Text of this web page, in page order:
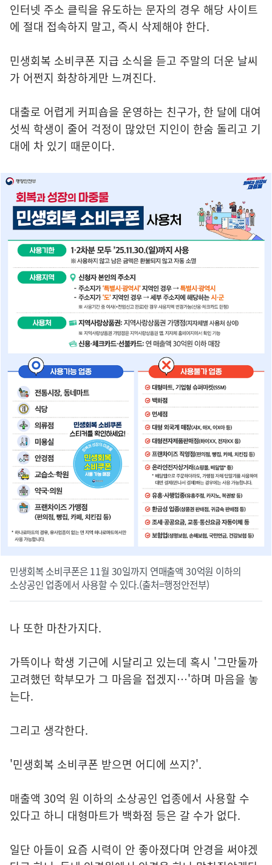
인터넷 주소 클릭을 유도하는 문자의 경우 해당 사이트
에 절대 접속하지 말고, 즉시 삭제해야 한다.
민생회복 소비쿠폰 지급 소식을 듣고 주말의 더운 날씨
가 어쩐지 화창하게만 느껴진다.
대출로 어렵게 커피숍을 운영하는 친구가, 한 달에 대여
섯씩 학생이 줄어 걱정이 많았던 지인이 한숨 돌리고 기
대에 차 있기 때문이다.
민생회복 소비쿠폰은 11월 30일까지 연매출액 30억원 이하의
소상공인 업종에서 사용할 수 있다.(출처=행정안전부)
나 또한 마찬가지다.
가뜩이나 학생 기근에 시달리고 있는데 혹시 '그만둘까
고려했던 학부모가 그 마음을 접겠지…'하며 마음을 놓
는다.
그리고 생각한다.
'민생회복 소비쿠폰 받으면 어디에 쓰지?'.
매출액 30억 원 이하의 소상공인 업종에서 사용할 수
있다고 하니 대형마트가 백화점 등은 갈 수가 없다.
일단 아들이 요즘 시력이 안 좋아졌다며 안경을 써야겠